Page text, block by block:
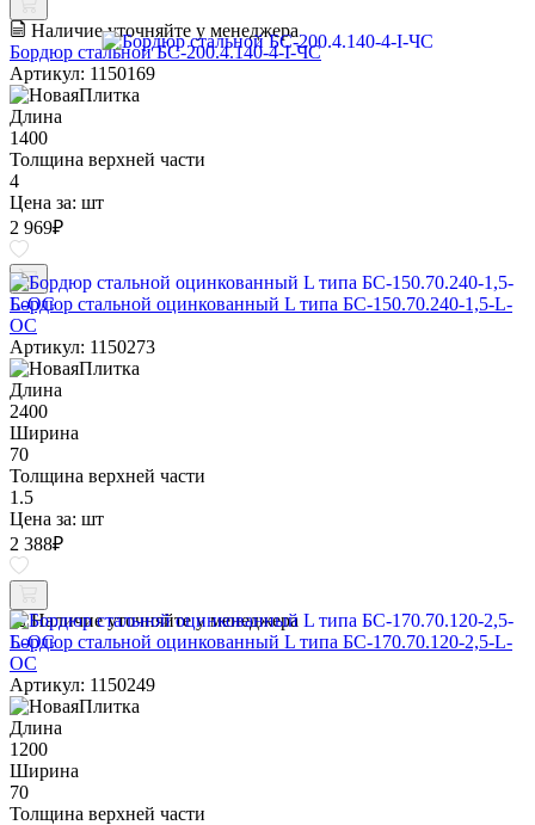
Наличие уточняйте у менеджера
Бордюр стальной БС-200.4.140-4-I-ЧС
Артикул: 1150169
Длина
1400
Толщина верхней части
4
Цена за: шт
2 969₽
Бордюр стальной оцинкованный L типа БС-150.70.240-1,5-L-
ОС
Артикул: 1150273
Длина
2400
Ширина
70
Толщина верхней части
1.5
Цена за: шт
2 388₽
Наличие уточняйте у менеджера
Бордюр стальной оцинкованный L типа БС-170.70.120-2,5-L-
ОС
Артикул: 1150249
Длина
1200
Ширина
70
Толщина верхней части